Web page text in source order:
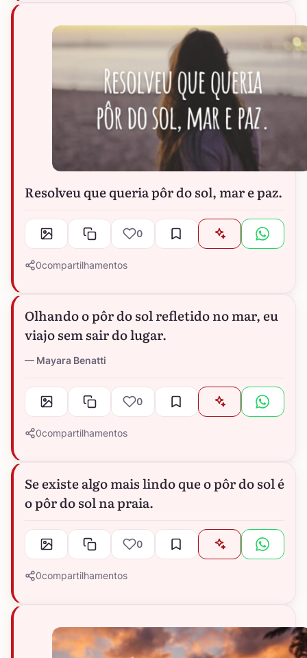
Resolveu que queria pôr do sol, mar e paz.
0
0compartilhamentos
Olhando o pôr do sol refletido no mar, eu
viajo sem sair do lugar.
Mayara Benatti
0
0compartilhamentos
Se existe algo mais lindo que o pôr do sol é
o pôr do sol na praia.
0
0compartilhamentos